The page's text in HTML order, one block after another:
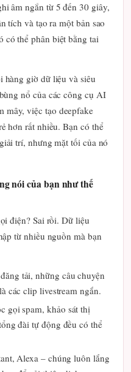
âm ngắn từ 5 đến 30 giây,
tích và tạo ra một bản sao
có thể phân biệt bằng tai
hàng giờ dữ liệu và siêu
nổ của các công cụ AI
mây, việc tạo deepfake
hơn rất nhiều. Bạn có thể
trí, nhưng mặt tối của nó
nói của bạn như thế
điện? Sai rồi. Dữ liệu
từ nhiều nguồn mà bạn
tải, những câu chuyện
các clip livestream ngắn.
gọi spam, khảo sát thị
đài tự động đều có thể
Alexa – chúng luôn lắng